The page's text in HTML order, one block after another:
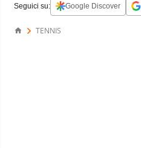
Seguici su: Google Discover
TENNIS